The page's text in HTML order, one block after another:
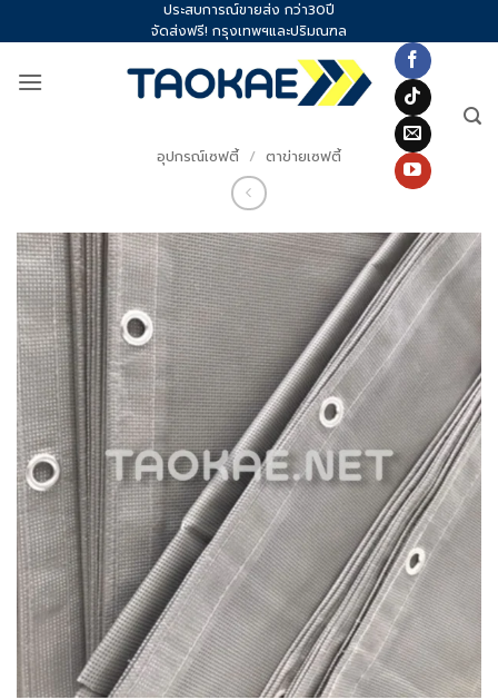
to
ประสบการณ์ขายส่ง กว่า30ปี
จัดส่งฟรี! กรุงเทพฯและปริมณฑล
อุปกรณ์เซฟตี้ / ตาข่ายเซฟตี้